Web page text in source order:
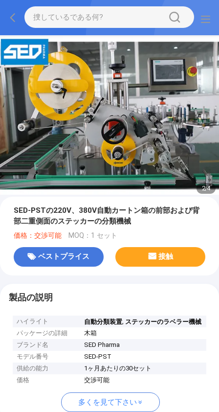
2/4
SED-PSTの220V、380V自動カートン箱の前部および背
部二重側面のステッカーの分類機械
価格：交渉可能 MOQ：1 セット
ベストプライス 接触
製品の説明
ハイライト 自動分類装置, ステッカーのラベラー機械
パッケージの詳細
木箱
ブランド名
SED Pharma
モデル番号
SED-PST
供給の能力
1ヶ月あたりの30セット
価格
交渉可能
多くを見て下さい